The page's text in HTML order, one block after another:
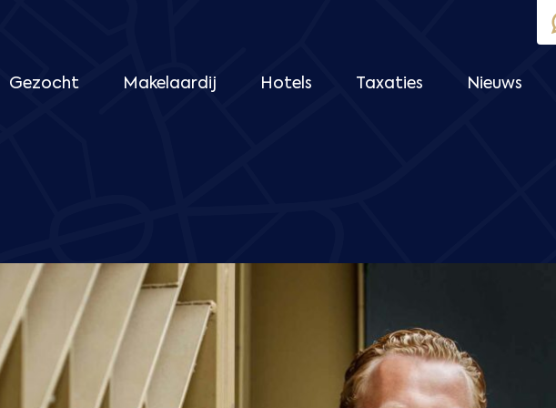
Gezocht Makelaardij Hotels Taxaties Nieuws